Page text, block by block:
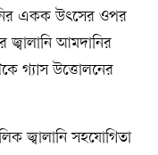
একক উৎসের ওপর
জ্বালানি আমদানির
গ্যাস উত্তোলনের
জ্বালানি সহযোগিতা